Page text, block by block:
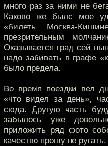
много раз за ними не
Каково же было мое
«билеты Москва-
презрительным
Оказывается град сей
надо забивать в графе
было предела.
Во время поездки вел
«что видел за день»,
сюда. Другую часть
забылось уже
приложить ряд фото
качество прошу не ругать.